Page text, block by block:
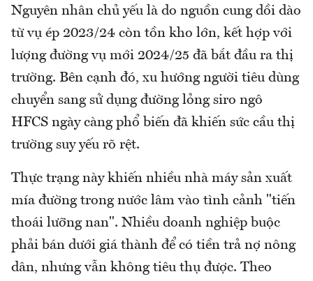
Nguyên nhân chủ yếu là do nguồn cung dồi dào
từ vụ ép 2023/24 còn tồn kho lớn, kết hợp với
lượng đường vụ mới 2024/25 đã bắt đầu ra thị
trường. Bên cạnh đó, xu hướng người tiêu dùng
chuyển sang sử dụng đường lỏng siro ngô
HFCS ngày càng phổ biến đã khiến sức cầu thị
trường suy yếu rõ rệt.
Thực trạng này khiến nhiều nhà máy sản xuất
mía đường trong nước lâm vào tình cảnh "tiến
thoái lưỡng nan". Nhiều doanh nghiệp buộc
phải bán dưới giá thành để có tiền trả nợ nông
dân, nhưng vẫn không tiêu thụ được. Theo